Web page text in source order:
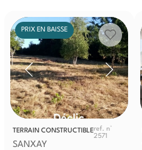
PRIX EN BAISSE
TERRAIN CONSTRUCTIBLEref. n°
2571
SANXAY